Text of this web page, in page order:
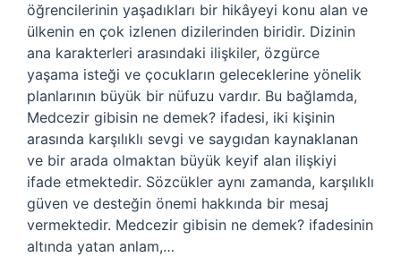
öğrencilerinin yaşadıkları bir hikâyeyi konu alan ve
ülkenin en çok izlenen dizilerinden biridir. Dizinin
ana karakterleri arasındaki ilişkiler, özgürce
yaşama isteği ve çocukların geleceklerine yönelik
planlarının büyük bir nüfuzu vardır. Bu bağlamda,
Medcezir gibisin ne demek? ifadesi, iki kişinin
arasında karşılıklı sevgi ve saygıdan kaynaklanan
ve bir arada olmaktan büyük keyif alan ilişkiyi
ifade etmektedir. Sözcükler aynı zamanda, karşılıklı
güven ve desteğin önemi hakkında bir mesaj
vermektedir. Medcezir gibisin ne demek? ifadesinin
altında yatan anlam,…